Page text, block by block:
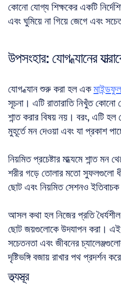
কোনো যোগ্য শিক্ষকের একটি
এবং ঘুমিয়ে না গিয়ে জেগে এবং
উপসংহার: যোগ ধ্যানের
যোগ ধ্যান শুরু করা হল এক
সূচনা। এটি রাতারাতি নিখুঁত কোনো
শান্ত করার বিষয় নয়। বরং, এটি হল
মুহূর্তে মন দেওয়া এবং যা প্রকাশ
নিয়মিত প্রচেষ্টার মাধ্যমে শান্ত
শরীর গড়ে তোলার মতো সুফলগুলো
ছোট এবং নিয়মিত সেশনও
আসল কথা হল নিজের প্রতি
ছোট জয়গুলোকে উদযাপন করা।
সচেতনতা এবং জীবনের
দৃষ্টিভঙ্গি বজায় রাখার পথ প্রদর্শন
তথ্যসূত্র